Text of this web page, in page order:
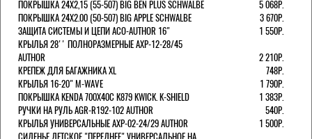
ПОКРЫШКА 24X2,15 (55-507) BIG BEN PLUS SCHWALBE
5 068Р.
ПОКРЫШКА 24X2.00 (50-507) BIG APPLE SCHWALBE
3 670Р.
ЗАЩИТА СИСТЕМЫ И ЦЕПИ ACO-AUTHOR 16"
1 550Р.
КРЫЛЬЯ 28'' ПОЛНОРАЗМЕРНЫЕ AXP-12-28/45
AUTHOR
2 210Р.
КРЕПЕЖ ДЛЯ БАГАЖНИКА XL
748Р.
КРЫЛЬЯ 16-20" M-WAVE
1 790Р.
ПОКРЫШКА KENDA 700Х40С K879 KWICK. K-SHIELD
1 383Р.
РУЧКИ НА РУЛЬ AGR-R192-102 AUTHOR
540Р.
КРЫЛЬЯ УНИВЕРСАЛЬНЫЕ AXP-02-24/29 AUTHOR
1 500Р.
СИДЕНЬЕ ДЕТСКОЕ "ПЕРЕДНЕЕ" УНИВЕРСАЛЬНОЕ НА